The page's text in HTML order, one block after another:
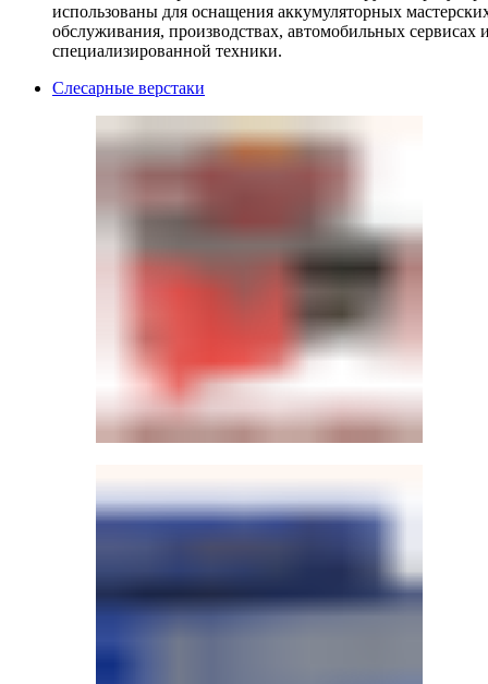
использованы для оснащения аккумуляторных
обслуживания, производствах, автомобильных
специализированной техники.
Слесарные верстаки